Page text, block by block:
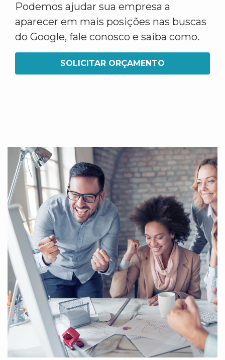
Podemos ajudar sua empresa a
aparecer em mais posições nas buscas
do Google, fale conosco e saiba como.
SOLICITAR ORÇAMENTO